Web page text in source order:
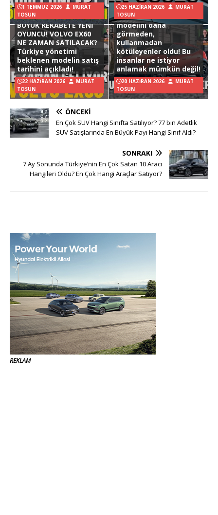
1 TEMMUZ 2026
MURAT
TOSUN
25 HAZIRAN 2026
MURAT
TOSUN
BÜYÜK REKABETE YENİ
OYUNCU! VOLVO EX60
NE ZAMAN SATILACAK?
Türkiye yönetimi
beklenen modelin satış
tarihini açıkladı!
22 HAZIRAN 2026
MURAT
TOSUN
Hyundai Ioniq 3
modelini daha
görmeden,
kullanmadan
kötüleyenler oldu! Bu
insanlar ne istiyor
anlamak mümkün değil!
20 HAZIRAN 2026
MURAT
TOSUN
ÖNCEKI
En Çok SUV Hangi Sınıfta Satılıyor? 77 bin Adetlik
SUV Satışlarında En Büyük Payı Hangi Sınıf Aldı?
SONRAKI
7 Ay Sonunda Türkiye’nin En Çok Satan 10 Aracı
Hangileri Oldu? En Çok Hangi Araçlar Satıyor?
REKLAM